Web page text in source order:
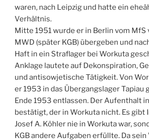
waren, nach Leipzig und hatte ein
Verhältnis.
Mitte 1951 wurde er in Berlin vom
MWD (später KGB) übergeben und
Haft in ein Straflager bei Workuta
Anklage lautete auf Dekonspiration,
und antisowjetische Tätigkeit. Von
er 1953 in das Übergangslager Tapiau
Ende 1953 entlassen. Der Aufenthalt
bestätigt, der in Workuta nicht. Es gibt
Josef A. Köhler nie in Workuta war,
KGB andere Aufgaben erfüllte. Da